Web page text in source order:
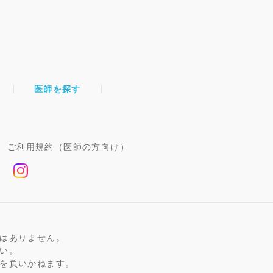
医師を探す
ご利用規約（医師の方向け）
ありません。
。
負いかねます。